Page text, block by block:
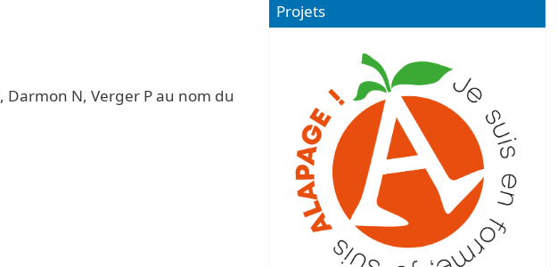
Darmon N, Verger P au nom du
Projets